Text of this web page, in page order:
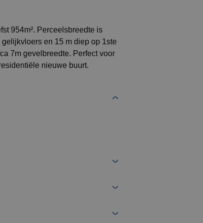
954m². Perceelsbreedte is
en 15 m diep op 1ste
7m gevelbreedte. Perfect voor
nieuwe buurt.